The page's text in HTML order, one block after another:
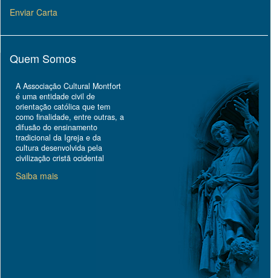
Enviar Carta
Quem Somos
A Associação Cultural Montfort
é uma entidade civil de
orientação católica que tem
como finalidade, entre outras, a
difusão do ensinamento
tradicional da Igreja e da
cultura desenvolvida pela
civilização cristã ocidental
Saiba mais